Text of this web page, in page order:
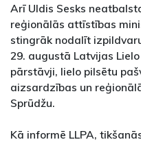
Arī Uldis Sesks
reģionālās attīstības
stingrāk nodalīt
29. augustā Latvijas
pārstāvji, lielo pilsētu
aizsardzības un
Sprūdžu.
Kā informē LLPA,